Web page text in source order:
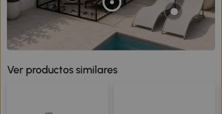
Ver productos similares